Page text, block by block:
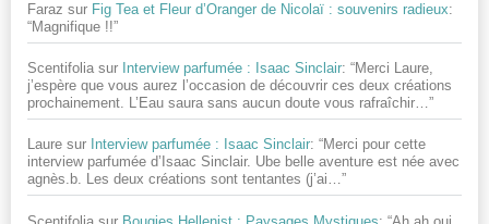
Faraz sur Fig Tea et Fleur d’Oranger de Nicolaï : souvenirs radieux:
“Magnifique !!”
Scentifolia sur Interview parfumée : Isaac Sinclair: “Merci Laure,
j’espère que vous aurez l’occasion de découvrir ces deux créations
prochainement. L’Eau saura sans aucun doute vous rafraîchir…”
Laure sur Interview parfumée : Isaac Sinclair: “Merci pour cette
interview parfumée d’Isaac Sinclair. Ube belle aventure est née avec
agnès.b. Les deux créations sont tentantes (j’ai…”